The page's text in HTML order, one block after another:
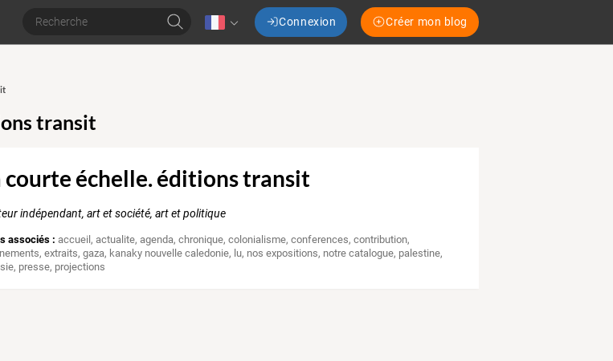
Connexion Créer mon blog
transit
courte échelle. éditions transit
indépendant, art et société, art et politique
associés : accueil,actualite,agenda,chronique,colonialisme,conferences,contribution,
,extraits,gaza, kanaky nouvelle caledonie, lu, nos expositions, notre catalogue, palestine,
, presse, projections